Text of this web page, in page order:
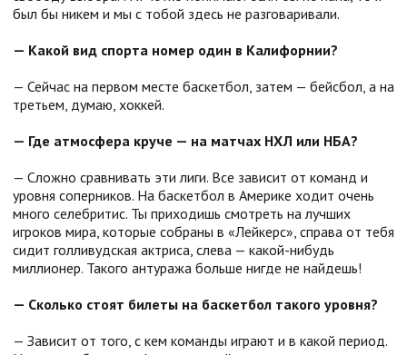
был бы никем и мы с тобой здесь не разговаривали.
— Какой вид спорта номер один в Калифорнии?
— Сейчас на первом месте баскетбол, затем — бейсбол, а на
третьем, думаю, хоккей.
— Где атмосфера круче — на матчах НХЛ или НБА?
— Сложно сравнивать эти лиги. Все зависит от команд и
уровня соперников. На баскетбол в Америке ходит очень
много селебритис. Ты приходишь смотреть на лучших
игроков мира, которые собраны в «Лейкерс», справа от тебя
сидит голливудская актриса, слева — какой-нибудь
миллионер. Такого антуража больше нигде не найдешь!
— Сколько стоят билеты на баскетбол такого уровня?
— Зависит от того, с кем команды играют и в какой период.